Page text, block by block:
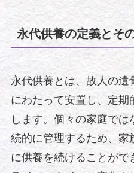
永代供養の定義とそ
永代供養とは、故人の
にわたって安置し、定期
します。個々の家庭で
続的に管理するため、家
に供養を続けることがで